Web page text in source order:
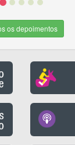
os depoimentos